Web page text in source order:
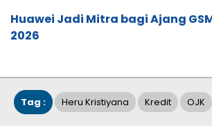
Huawei Jadi Mitra bagi Ajang
2026
Tag : Heru Kristiyana Kredit OJK